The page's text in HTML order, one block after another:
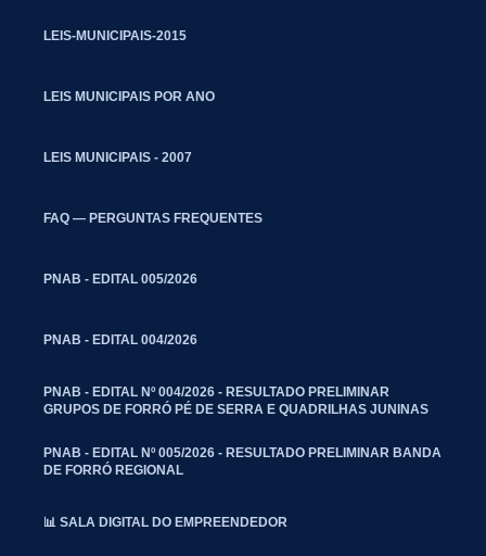
LEIS-MUNICIPAIS-2015
LEIS MUNICIPAIS POR ANO
LEIS MUNICIPAIS - 2007
FAQ — PERGUNTAS FREQUENTES
PNAB - EDITAL 005/2026
PNAB - EDITAL 004/2026
PNAB - EDITAL Nº 004/2026 - RESULTADO PRELIMINAR
GRUPOS DE FORRÓ PÉ DE SERRA E QUADRILHAS JUNINAS
PNAB - EDITAL Nº 005/2026 - RESULTADO PRELIMINAR BANDA
DE FORRÓ REGIONAL
📊 SALA DIGITAL DO EMPREENDEDOR